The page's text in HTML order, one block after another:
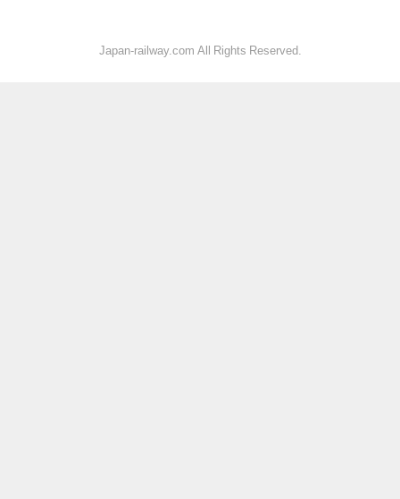
Japan-railway.com All Rights Reserved.